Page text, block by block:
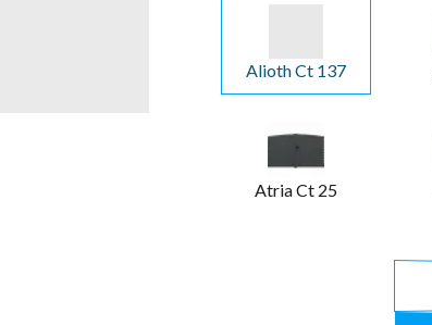
Alioth Ct 137
Atria Ct 25